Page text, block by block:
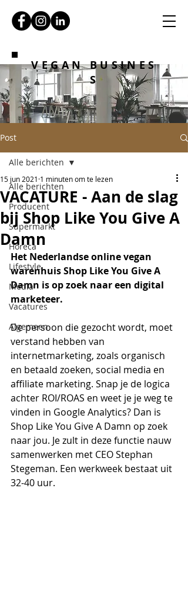
VEGAN BUSINES
S
Post
Alle berichten
Producent
Supermarkt
Horeca
Lifestyle
Media
Vacatures
Algemeen
Alle berichten
VACATURE - Aan de slag
bij Shop Like You Give A
Damn
15 jun 2021 1 minuten om te lezen
Het Nederlandse online vegan
warenhuis Shop Like You Give A
Damn is op zoek naar een digital
marketeer.
De persoon die gezocht wordt, moet
verstand hebben van
internetmarketing, zoals organisch
en betaald zoeken, social media en
affiliate marketing. Snap je de logica
achter ROI/ROAS en weet je je weg te
vinden in Google Analytics? Dan is
Shop Like You Give A Damn op zoek
naar jou. Je zult in deze functie nauw
samenwerken met CEO Stephan
Stegeman. Een werkweek bestaat uit
32-40 uur.